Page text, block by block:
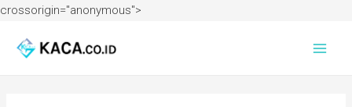
crossorigin="anonymous">